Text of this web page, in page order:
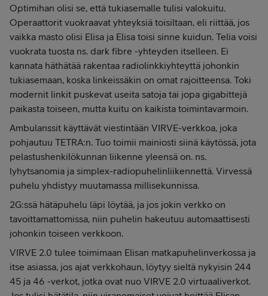
Optimihan olisi se, että tukiasemalle tulisi valokuitu.
Operaattorit vuokraavat yhteyksiä toisiltaan, eli riittää, jos
vaikka masto olisi Elisa ja Elisa toisi sinne kuidun. Telia voisi
vuokrata tuosta ns. dark fibre -yhteyden itselleen. Ei
kannata häthätää rakentaa radiolinkkiyhteyttä johonkin
tukiasemaan, koska linkeissäkin on omat rajoitteensa. Toki
modernit linkit puskevat useita satoja tai jopa gigabittejä
paikasta toiseen, mutta kuitu on kaikista toimintavarmoin.
Ambulanssit käyttävät viestintään VIRVE-verkkoa, joka
pohjautuu TETRA:n. Tuo toimii mainiosti siinä käytössä, jota
pelastushenkilökunnan liikenne yleensä on. ns.
lyhytsanomia ja simplex-radiopuhelinliikennettä. Virvessä
puhelu yhdistyy muutamassa millisekunnissa.
2G:ssä hätäpuhelu läpi löytää, ja jos jokin verkko on
tavoittamattomissa, niin puhelin hakeutuu automaattisesti
johonkin toiseen verkkoon.
VIRVE 2.0 tulee toimimaan Elisan matkapuhelinverkossa ja
itse asiassa, jos ajat verkkohaun, löytyy sieltä nykyisin 244
45 ja 46 -verkot, jotka ovat nuo VIRVE 2.0 virtuaaliverkot.